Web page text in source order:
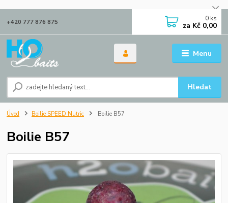
Menu
Hledat
+420 777 876 875 0 ks
za Kč 0,00
Úvod Boilie SPEED Nutric Boilie B57
Boilie B57